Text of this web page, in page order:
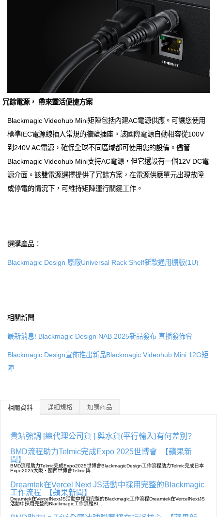
冗餘電源， 帶來靈活便捷方案
Blackmagic Videohub Mini矩陣包括內建AC電源供應。可讓您使用
標準IEC電源線插入常規的牆壁插座。該國際電源自動相容從100V
到240V AC電源，確保全球不同區域都可使用您的設備。儘管
Blackmagic Videohub Mini支持AC電源，但它還設有一個12V DC電
源介面。該雙電源選擇提供了冗餘方案，在電源供應單元出現故障
或停電的情況下，可維持矩陣運行關鍵工作。
選購產品：
Blackmagic Design 原廠Universal Rack Shelf新款通用棚版(1U)
相關新聞
最新消息! Blackmagic Design NAB 2025新品發布 直播發佈會
Blackmagic Design宣佈推出新品Blackmagic Videohub Mini 12G矩
陣
相關資料 詳細規格 加購商品
貴站強調 [總代理公司貨 ] 與水貨(平行輸入)有何差別?
BMD流程助力Telmic完成Expo 2025世博會
【蘋果新
聞】
BMD流程助力Telmic完成Expo2025世博會BlackmagicDesign工作流程助力Telmic完成日本
Expo2025大阪・關西世博會Telmic與...
Dreamtek在Vercel Next JS活動中採用完整的Blackmagic
工作流程
【蘋果新聞】
Dreamtek在VercelNextJS活動中採用完整的Blackmagic工作流程Dreamtek在VercelNextJS
活動中採用完整的Blackmagic工作流程Bl...